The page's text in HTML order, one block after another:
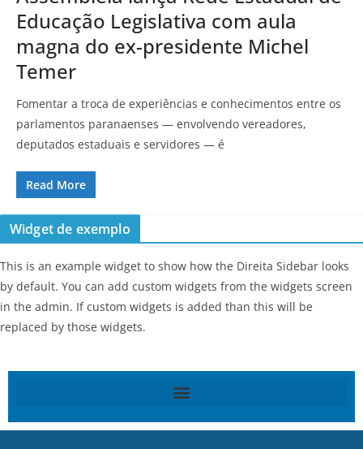
Educação Legislativa com aula
magna do ex-presidente Michel
Temer
Fomentar a troca de experiências e conhecimentos entre os
parlamentos paranaenses — envolvendo vereadores,
deputados estaduais e servidores — é
Read More
Widget de exemplo
This is an example widget to show how the Direita Sidebar looks
by default. You can add custom widgets from the widgets screen
in the admin. If custom widgets is added than this will be
replaced by those widgets.